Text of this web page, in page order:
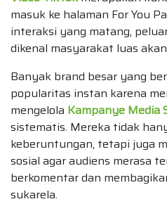
masuk ke halaman For You
interaksi yang matang,
dikenal masyarakat luas
Banyak brand besar yang
popularitas instan karena
mengelola Kampanye Media
sistematis. Mereka tidak
keberuntungan, tetapi juga
sosial agar audiens merasa
berkomentar dan
sukarela.